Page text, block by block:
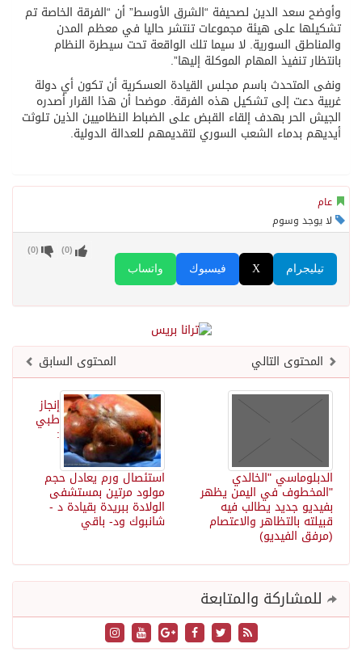
وأوضح سعد الدين لصحيفة “الشرق الأوسط” أن “الفرقة الخاصة تم
تشكيلها على هيئة مجموعات تنتشر حاليا في معظم المدن
والمناطق السورية. لا سيما تلك الواقعة تحت سيطرة النظام
بانتظار تنفيذ المهام الموكلة إليها”.
ونفى المتحدث باسم مجلس القيادة العسكرية أن تكون أي دولة
غربية دعت إلى تشكيل هذه الفرقة. موضحا أن هذا القرار أصدره
الجيش الحر بهدف إلقاء القبض على الضباط النظاميين الذين تلوثت
أيديهم بدماء الشعب السوري لتقديمهم للعدالة الدولية.
عام
لا يوجد وسوم
واتساب فيسبوك X تيليجرام
(
0
) (
0
)
المحتوى السابق
المحتوى التالي
إنجاز
طبي
:
استئصال ورم يعادل حجم
مولود مرتين بمستشفى
الولادة ببريدة بقيادة د -
شانبوك ود- باقي
الدبلوماسي "الخالدي
"المخطوف في اليمن يظهر
بفيديو جديد يطالب فيه
قبيلته بالتظاهر والاعتصام
(مرفق الفيديو)
للمشاركة والمتابعة